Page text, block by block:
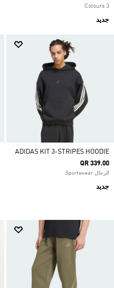
3 Colours
جديد
ADIDAS KIT 3-STRIPES HOODIE
QR 339.00
الرجال Sportswear
جديد